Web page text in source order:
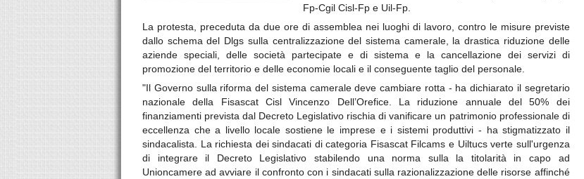
Fp-Cgil Cisl-Fp e Uil-Fp.
La protesta, preceduta da due ore di assemblea nei luoghi di lavoro, contro le misure previste
dallo schema del Dlgs sulla centralizzazione del sistema camerale, la drastica riduzione delle
aziende speciali, delle società partecipate e di sistema e la cancellazione dei servizi di
promozione del territorio e delle economie locali e il conseguente taglio del personale.
"Il Governo sulla riforma del sistema camerale deve cambiare rotta - ha dichiarato il segretario
nazionale della Fisascat Cisl Vincenzo Dell’Orefice. La riduzione annuale del 50% dei
finanziamenti prevista dal Decreto Legislativo rischia di vanificare un patrimonio professionale di
eccellenza che a livello locale sostiene le imprese e i sistemi produttivi - ha stigmatizzato il
sindacalista. La richiesta dei sindacati di categoria Fisascat Filcams e Uiltucs verte sull'urgenza
di integrare il Decreto Legislativo stabilendo una norma sulla la titolarità in capo ad
Unioncamere ad avviare il confronto con i sindacati sulla razionalizzazione delle risorse affinché